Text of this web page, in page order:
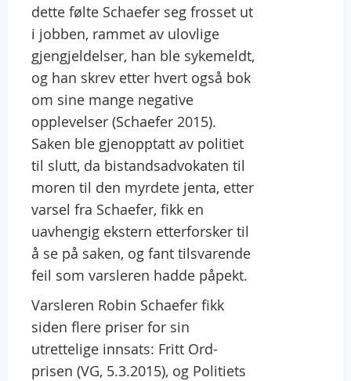
dette følte Schaefer seg frosset ut
i jobben, rammet av ulovlige
gjengjeldelser, han ble sykemeldt,
og han skrev etter hvert også bok
om sine mange negative
opplevelser (Schaefer 2015).
Saken ble gjenopptatt av politiet
til slutt, da bistandsadvokaten til
moren til den myrdete jenta, etter
varsel fra Schaefer, fikk en
uavhengig ekstern etterforsker til
å se på saken, og fant tilsvarende
feil som varsleren hadde påpekt.
Varsleren Robin Schaefer fikk
siden flere priser for sin
utrettelige innsats: Fritt Ord-
prisen (VG, 5.3.2015), og Politiets